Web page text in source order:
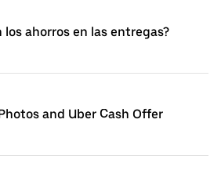
ahorros en las entregas?
and Uber Cash Offer